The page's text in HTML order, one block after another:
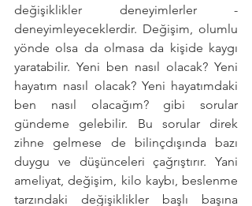
değişiklikler deneyimlerler -
deneyimleyeceklerdir. Değişim, olumlu
yönde olsa da olmasa da kişide kaygı
yaratabilir. Yeni ben nasıl olacak? Yeni
hayatım nasıl olacak? Yeni hayatımdaki
ben nasıl olacağım? gibi sorular
gündeme gelebilir. Bu sorular direk
zihne gelmese de bilinçdışında bazı
duygu ve düşünceleri çağrıştırır. Yani
ameliyat, değişim, kilo kaybı, beslenme
tarzındaki değişiklikler başlı başına